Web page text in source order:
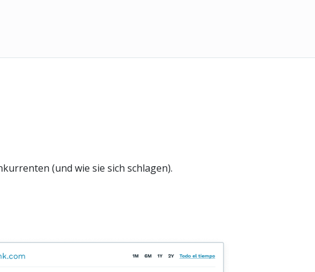
(und wie sie sich schlagen).